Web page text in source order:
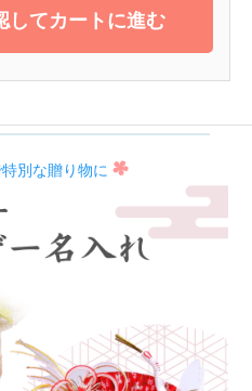
してカートに進む
別な贈り物に